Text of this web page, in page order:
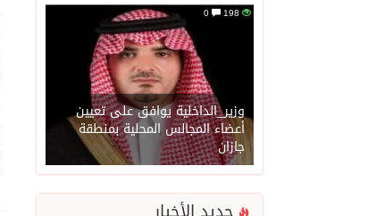
198
وزير_الداخلية يوافق على تعيين
أعضاء المجالس المحلية بمنطقة
جازان